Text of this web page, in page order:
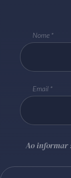
Nome
Email
Ao informar